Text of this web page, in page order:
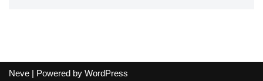
Neve | Powered by WordPress